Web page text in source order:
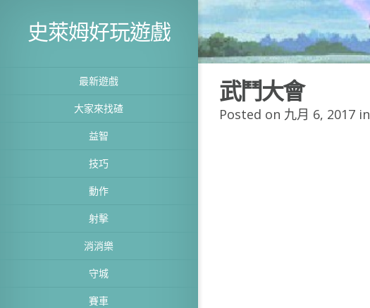
史萊姆好玩遊戲
最新遊戲
大家來找碴
益智
技巧
動作
射擊
消消樂
守城
賽車
武鬥大會
Posted on 九月 6, 2017 in